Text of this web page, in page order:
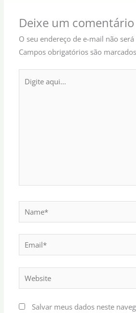
Deixe um comentário
O seu endereço de e-mail não
Campos obrigatórios são
aqui...
Email*
Website
Salvar meus dados neste